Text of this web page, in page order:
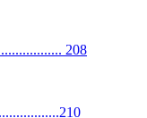
208